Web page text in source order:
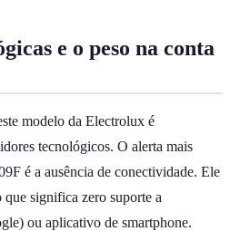
e o peso na conta
modelo da Electrolux é
tecnológicos. O alerta mais
é a ausência de conectividade. Ele
significa zero suporte a
ou aplicativo de smartphone.